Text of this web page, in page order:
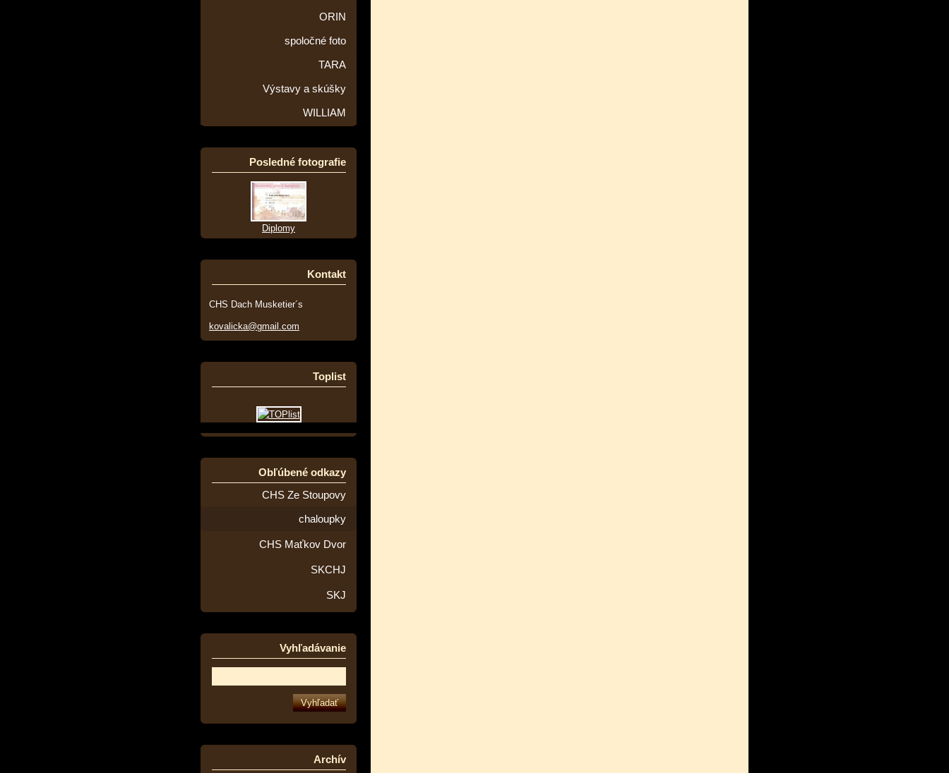
ORIN
spoločné foto
TARA
Výstavy a skúšky
WILLIAM
Posledné fotografie
Diplomy
Kontakt
CHS Dach Musketier´s
kovalicka@gmail.com
Toplist
Obľúbené odkazy
CHS Ze Stoupovy
chaloupky
CHS Maťkov Dvor
SKCHJ
SKJ
Vyhľadávanie
Archív